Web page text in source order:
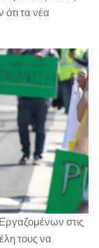
ότι τα νέα
στις
τους να